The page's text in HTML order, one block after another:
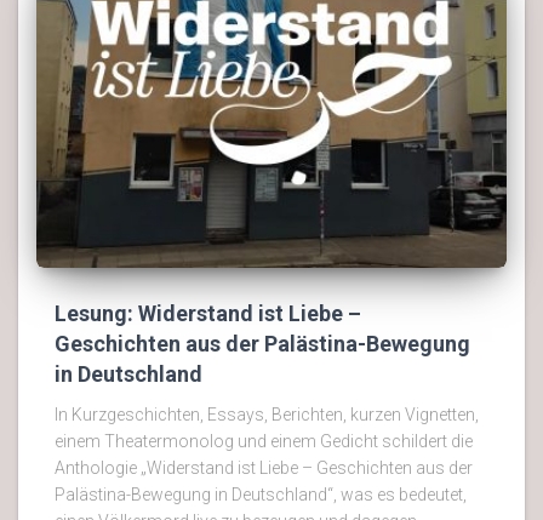
Lesung: Widerstand ist Liebe –
Geschichten aus der Palästina-Bewegung
in Deutschland
In Kurzgeschichten, Essays, Berichten, kurzen Vignetten,
einem Theatermonolog und einem Gedicht schildert die
Anthologie „Widerstand ist Liebe – Geschichten aus der
Palästina-Bewegung in Deutschland“, was es bedeutet,